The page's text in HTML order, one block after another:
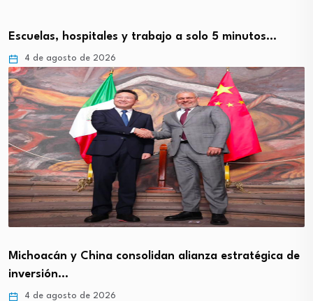
Escuelas, hospitales y trabajo a solo 5 minutos…
4 de agosto de 2026
Michoacán y China consolidan alianza estratégica de
inversión…
4 de agosto de 2026